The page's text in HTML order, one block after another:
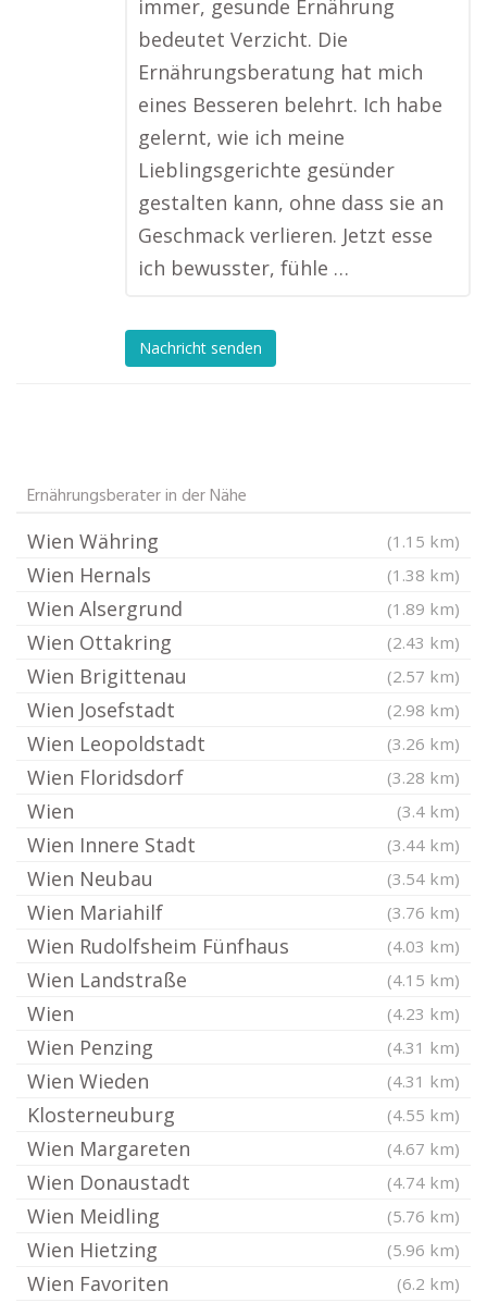
immer, gesunde Ernährung
bedeutet Verzicht. Die
Ernährungsberatung hat mich
eines Besseren belehrt. Ich habe
gelernt, wie ich meine
Lieblingsgerichte gesünder
gestalten kann, ohne dass sie an
Geschmack verlieren. Jetzt esse
ich bewusster, fühle …
Nachricht senden
Ernährungsberater in der Nähe
Wien Währing (1.15 km)
Wien Hernals (1.38 km)
Wien Alsergrund (1.89 km)
Wien Ottakring (2.43 km)
Wien Brigittenau (2.57 km)
Wien Josefstadt (2.98 km)
Wien Leopoldstadt (3.26 km)
Wien Floridsdorf (3.28 km)
Wien (3.4 km)
Wien Innere Stadt (3.44 km)
Wien Neubau (3.54 km)
Wien Mariahilf (3.76 km)
Wien Rudolfsheim Fünfhaus (4.03 km)
Wien Landstraße (4.15 km)
Wien (4.23 km)
Wien Penzing (4.31 km)
Wien Wieden (4.31 km)
Klosterneuburg (4.55 km)
Wien Margareten (4.67 km)
Wien Donaustadt (4.74 km)
Wien Meidling (5.76 km)
Wien Hietzing (5.96 km)
Wien Favoriten (6.2 km)